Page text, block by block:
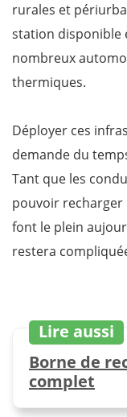
rurales et
station disponible
nombreux
thermiques.
Déployer ces
demande du
Tant que les
pouvoir recharger
font le plein
restera
Lire aussi
Borne de
complet